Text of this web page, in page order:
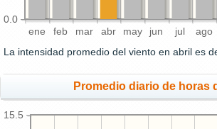
ene feb mar abr may jun jul ago
0.0
La intensidad promedio del viento en abril es
Promedio diario de horas
15.5